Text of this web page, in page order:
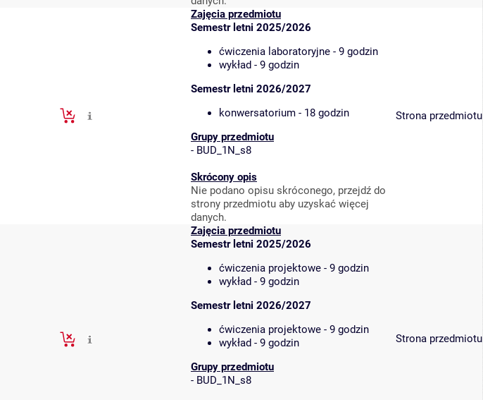
Zajęcia przedmiotu
Semestr letni 2025/2026
ćwiczenia laboratoryjne - 9 godzin
wykład - 9 godzin
Semestr letni 2026/2027
konwersatorium - 18 godzin
Grupy przedmiotu
- BUD_1N_s8
Skrócony opis
Nie podano opisu skróconego, przejdź do
strony przedmiotu aby uzyskać więcej
danych.
Strona przedmiotu
Zajęcia przedmiotu
Semestr letni 2025/2026
ćwiczenia projektowe - 9 godzin
wykład - 9 godzin
Semestr letni 2026/2027
ćwiczenia projektowe - 9 godzin
wykład - 9 godzin
Grupy przedmiotu
- BUD_1N_s8
Strona przedmiotu